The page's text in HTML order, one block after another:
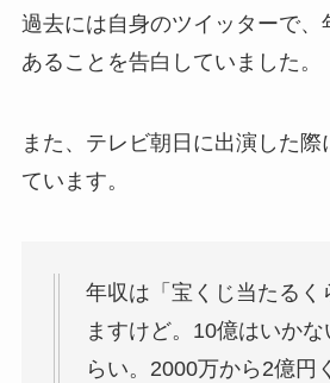
過去には自身のツイッターで、
あることを告白していました。
また、テレビ朝日に出演した際
ています。
年収は「宝くじ当たるく
ますけど。10億はいかな
らい。2000万から2億円